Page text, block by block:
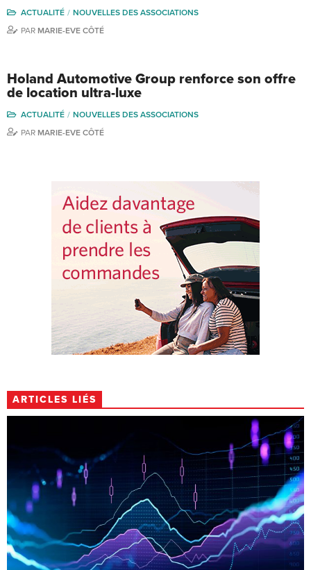
ACTUALITÉ
NOUVELLES DES ASSOCIATIONS
PAR MARIE-EVE CÔTÉ
Holand Automotive Group renforce son offre
de location ultra-luxe
ACTUALITÉ
NOUVELLES DES ASSOCIATIONS
PAR MARIE-EVE CÔTÉ
ARTICLES LIÉS